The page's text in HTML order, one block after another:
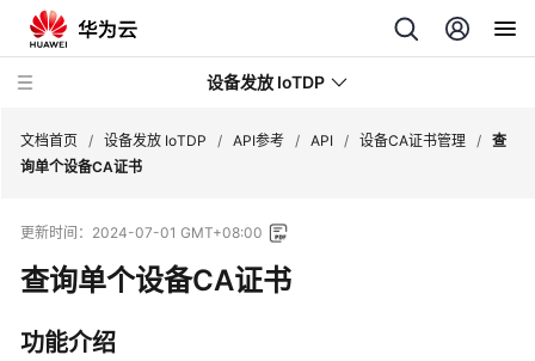
设备发放 IoTDP
新
动
态
产
文档首页 / 设备发放 IoTDP / API参考 / API / 设备CA证书管理 / 查
询单个设备CA证书
更新时间： 2024-07-01 GMT+08:00
查询单个设备CA证书
功能介绍